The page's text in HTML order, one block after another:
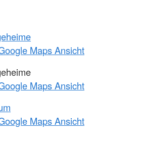
Maps Ansicht
Maps Ansicht
Maps Ansicht